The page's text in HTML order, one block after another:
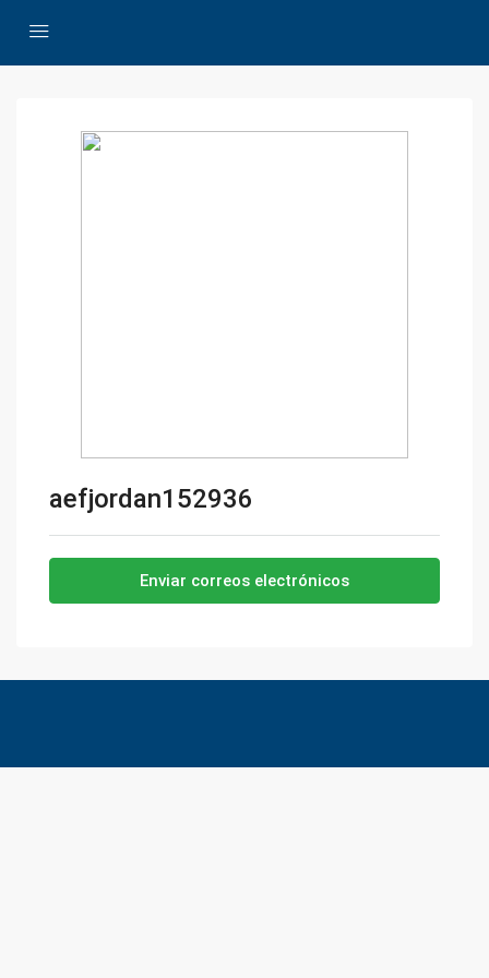
aefjordan152936
Enviar correos electrónicos